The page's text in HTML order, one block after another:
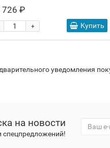
726 ₽
+ Купить
уведомления
на новости
спецпредложений!